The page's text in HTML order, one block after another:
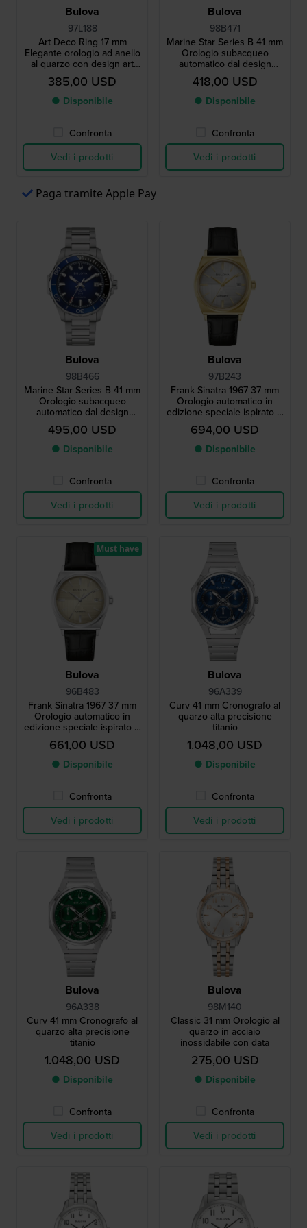
Bulova
97L188
Art Deco Ring 17 mm
Elegante orologio ad anello
al quarzo con design art
déco
385,00 USD
● Disponibile
Confronta
Vedi i prodotti
Bulova
98B471
Marine Star Series B 41 mm
Orologio subacqueo
automatico dal design
moderno con data
418,00 USD
● Disponibile
Confronta
Vedi i prodotti
Paga tramite Apple Pay
Bulova
98B466
Marine Star Series B 41 mm
Orologio subacqueo
automatico dal design
moderno con data
495,00 USD
● Disponibile
Confronta
Vedi i prodotti
Bulova
97B243
Frank Sinatra 1967 37 mm
Orologio automatico in
edizione speciale ispirato al
design iconico del 1967
694,00 USD
● Disponibile
Confronta
Vedi i prodotti
Bulova
96B483
Frank Sinatra 1967 37 mm
Orologio automatico in
edizione speciale ispirato al
design iconico del 1967
661,00 USD
● Disponibile
Confronta
Vedi i prodotti
Must have
Bulova
96A339
Curv 41 mm Cronografo al
quarzo alta precisione
titanio
1.048,00 USD
● Disponibile
Confronta
Vedi i prodotti
Bulova
96A338
Curv 41 mm Cronografo al
quarzo alta precisione
titanio
1.048,00 USD
● Disponibile
Confronta
Vedi i prodotti
Bulova
98M140
Classic 31 mm Orologio al
quarzo in acciaio
inossidabile con data
275,00 USD
● Disponibile
Confronta
Vedi i prodotti